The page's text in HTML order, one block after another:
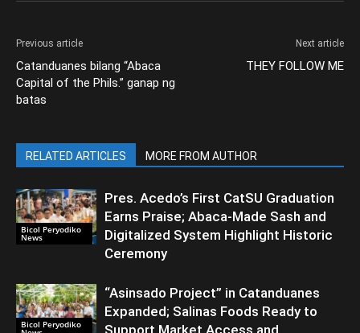
Previous article
Catanduanes bilang “Abaca
Capital of the Phils.” ganap ng
batas
Next article
THEY FOLLOW ME
RELATED ARTICLES MORE FROM AUTHOR
Bicol Peryodiko
News
Pres. Acedo’s First CatSU Graduation
Earns Praise; Abaca-Made Sash and
Digitalized System Highlight Historic
Ceremony
Bicol Peryodiko
“Asinsado Project” in Catanduanes
Expanded; Salinas Foods Ready to